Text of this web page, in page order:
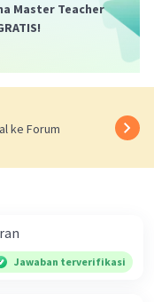
Master Teacher
ke Forum
Jawaban terverifikasi